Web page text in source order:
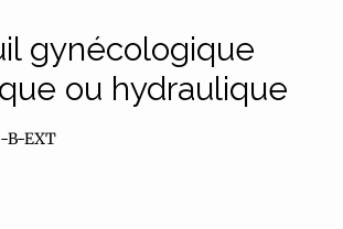
gynécologique
ou hydraulique
B-EXT